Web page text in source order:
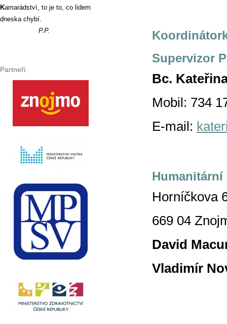
Kamarádství, to je to, co lidem
dneska chybí.
P.P.
Partneři:
Bc.
Mobil: 734
E-mail:
Humanitární
Horníčkova
669 04
David
Vladimír